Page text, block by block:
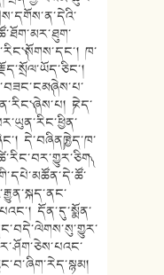
ཁ་
༼ངེད་
དེ་བཞིན༼ཁྱེད་ཁ་
དོན་དུ་སྨོན་